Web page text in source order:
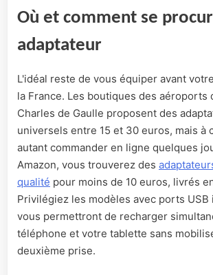
Où et comment se
adaptateur
L'idéal reste de vous équiper avant
la France. Les boutiques des aéroports
Charles de Gaulle proposent des
universels entre 15 et 30 euros, mais à
autant commander en ligne quelques
Amazon, vous trouverez des
qualité pour moins de 10 euros, livrés
Privilégiez les modèles avec ports USB
vous permettront de recharger
téléphone et votre tablette sans
deuxième prise.